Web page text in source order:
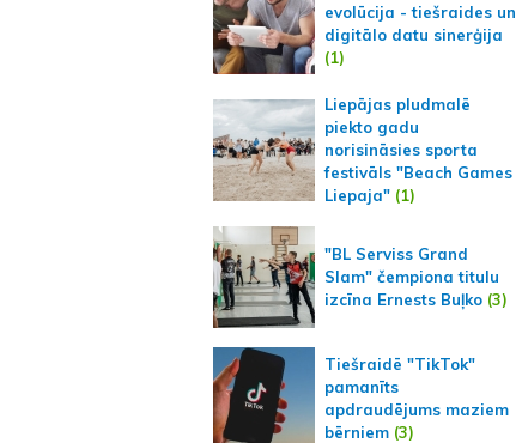
evolūcija - tiešraides un
digitālo datu sinerģija
(1)
Liepājas pludmalē
piekto gadu
norisināsies sporta
festivāls "Beach Games
Liepaja" (1)
"BL Serviss Grand
Slam" čempiona titulu
izcīna Ernests Buļko (3)
Tiešraidē "TikTok"
pamanīts
apdraudējums maziem
bērniem (3)